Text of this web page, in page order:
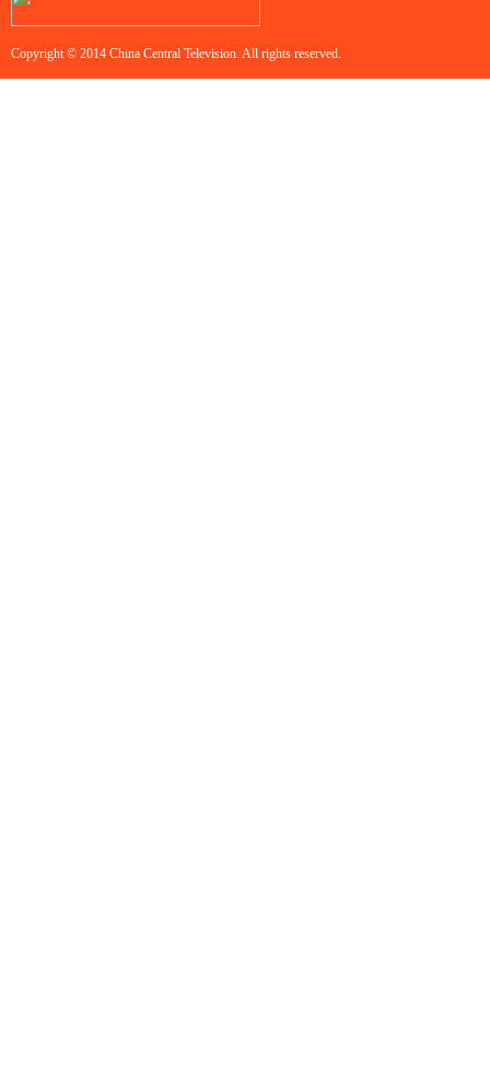
Copyright © 2014 China Central Television. All rights reserved.